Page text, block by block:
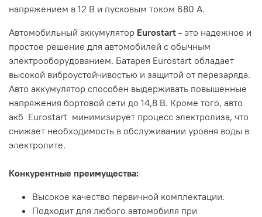
напряжением в 12 В и пусковым током 680 А.
Автомобильный аккумулятор Eurostart - это надежное и
простое решение для автомобилей с обычным
электрооборудованием. Батарея Eurostart обладает
высокой виброустойчивостью и защитой от перезаряда.
Авто аккумулятор способен выдерживать повышенные
напряжения бортовой сети до 14,8 В. Кроме того, авто
акб Eurostart минимизирует процесс электролиза, что
снижает необходимость в обслуживании уровня воды в
электролите.
Конкурентные преимущества:
Высокое качество первичной комплектации.
Подходит для любого автомобиля при